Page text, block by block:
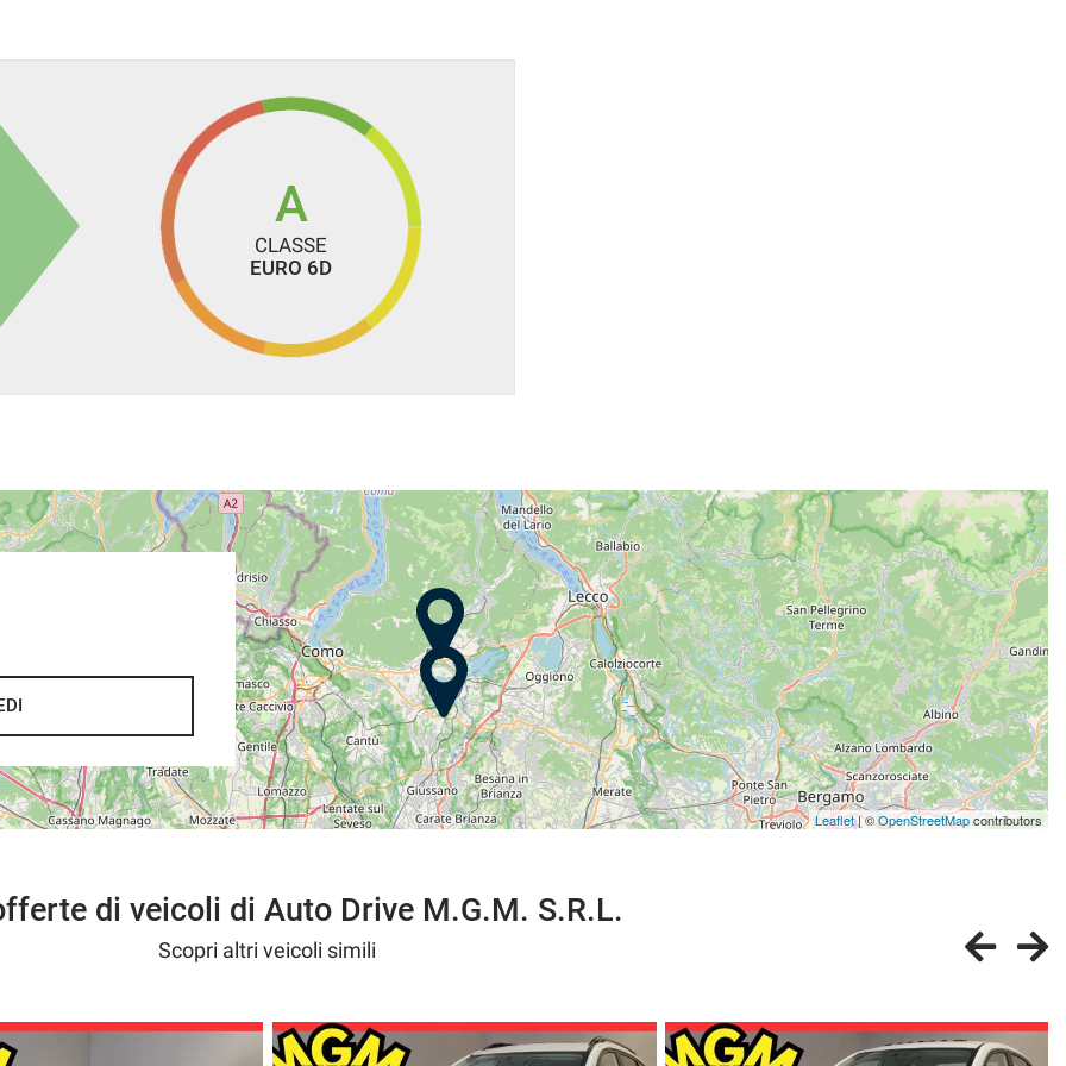
per non perdere l’opportunità)
del passaggio di proprietà varia in base a potenza del
intendono altresì esclusi i costi di gestione dell'usato pari
somma di € 200,
immediata nel caso contrario .
senza pensieri
A
CLASSE
EURO 6D
Leaflet| ©OpenStreetMapcontributors
di veicoli di Auto Drive M.G.M. S.R.L.
Scopri altri veicoli simili